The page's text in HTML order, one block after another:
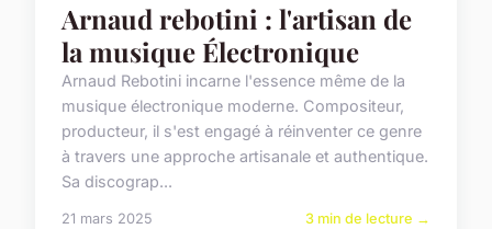
Arnaud rebotini : l'artisan de
la musique Électronique
Arnaud Rebotini incarne l'essence même de la
musique électronique moderne. Compositeur,
producteur, il s'est engagé à réinventer ce genre
à travers une approche artisanale et authentique.
Sa discograp...
21 mars 2025 3 min de lecture →